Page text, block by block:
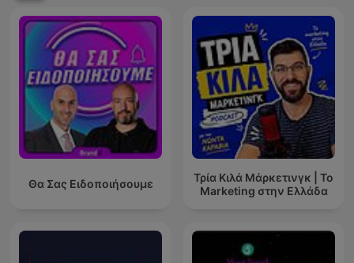
Θα Σας Ειδοποιήσουμε
Τρία Κιλά Μάρκετινγκ | Το
Marketing στην Ελλάδα